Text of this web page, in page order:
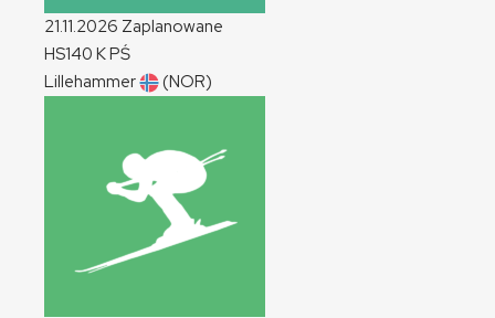
21.11.2026 Zaplanowane
HS140 KPŚ
Lillehammer
(NOR)